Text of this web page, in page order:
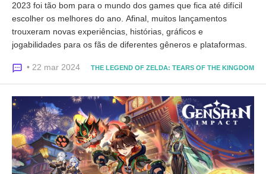
2023 foi tão bom para o mundo dos games que fica até difícil
escolher os melhores do ano. Afinal, muitos lançamentos
trouxeram novas experiências, histórias, gráficos e
jogabilidades para os fãs de diferentes gêneros e plataformas.
• 22 mar 2024 THE LEGEND OF ZELDA: TEARS OF THE KINGDOM